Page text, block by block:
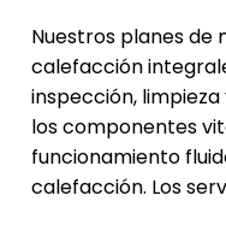
Nuestros planes de
calefacción
inspección,
los componentes
funcionamiento
calefacción. Los